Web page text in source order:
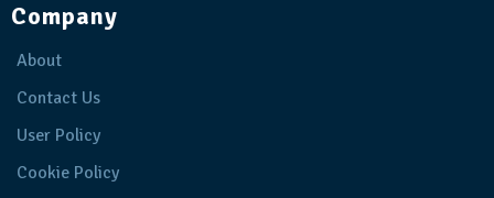
Company
About
Contact Us
User Policy
Cookie Policy